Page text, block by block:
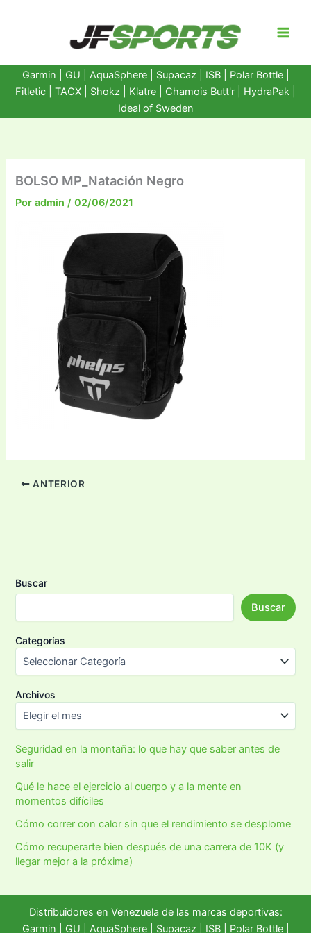
Garmin GU AquaSphere| Supacaz | ISB | Polar Bottle|
Fitletic
TACX Shokz Klatre Chamois Butt'r HydraPak
Ideal of Sweden
BOLSO MP_Natación Negro
Poradmin/02/06/2021
ANTERIOR
Buscar
Buscar
Categorías
Archivos
Seguridad en la montaña: lo que hay que saber antes de
salir
Qué le hace el ejercicio al cuerpo y a la mente en
momentos difíciles
Cómo correr con calor sin que el rendimiento se desplome
Cómo recuperarte bien después de una carrera de 10K (y
llegar mejor a la próxima)
Distribuidores en Venezuela de las marcas deportivas:
Garmin
GU AquaSphere| Supacaz | ISB | Polar Bottle|